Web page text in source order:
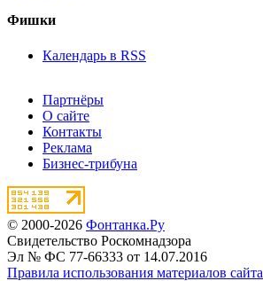
Фишки
Календарь в RSS
Партнёры
О сайте
Контакты
Реклама
Бизнес-трибуна
© 2000-2026 Фонтанка.Ру
Свидетельство Роскомнадзора
Эл № ФС 77-66333 от 14.07.2016
Правила использования материалов сайта